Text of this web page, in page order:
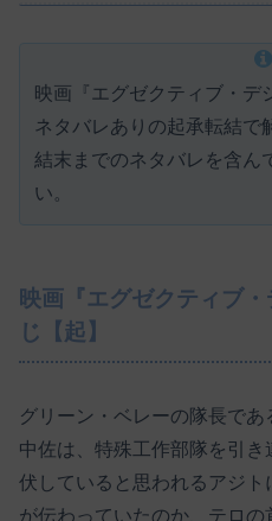
映画『エグゼクティブ・デ
ネタバレありの起承転結で
結末までのネタバレを含ん
い。
映画『エグゼクティブ
じ【起】
グリーン・ベレーの隊長で
中佐は、特殊工作部隊を引
伏していると思われるアジ
が伝わっていたのか、テロ